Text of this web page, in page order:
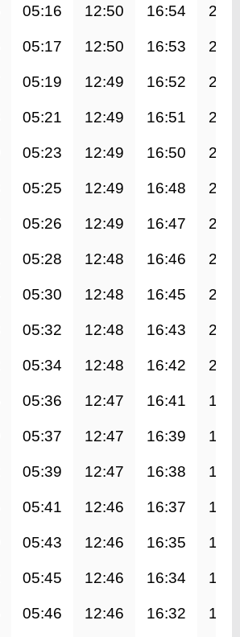
05:16 12:50 16:54
05:17 12:50 16:53
05:19 12:49 16:52
05:21 12:49 16:51
05:23 12:49 16:50
05:25 12:49 16:48
05:26 12:49 16:47
05:28 12:48 16:46
05:30 12:48 16:45
05:32 12:48 16:43
05:34 12:48 16:42
05:36 12:47 16:41
05:37 12:47 16:39
05:39 12:47 16:38
05:41 12:46 16:37
05:43 12:46 16:35
05:45 12:46 16:34
05:46 12:46 16:32